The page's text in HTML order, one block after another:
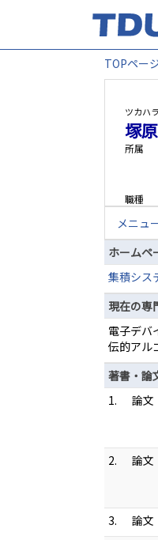
TOPペー
ツカハ
塚
所属
職種
メニュ
ホームペ
集積シス
現在の専
電子デバ
伝的アル
著書・論
1.
論文
2. 論文
3. 論文